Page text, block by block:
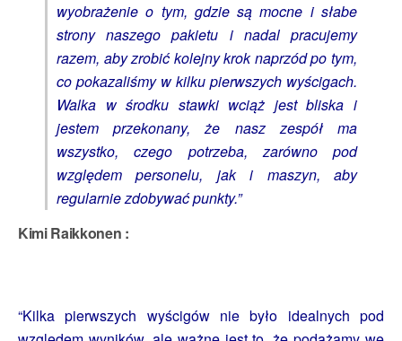
wyobrażenie o tym, gdzie są mocne i słabe
strony naszego pakietu i nadal pracujemy
razem, aby zrobić kolejny krok naprzód po tym,
co pokazaliśmy w kilku pierwszych wyścigach.
Walka w środku stawki wciąż jest bliska i
jestem przekonany, że nasz zespół ma
wszystko, czego potrzeba, zarówno pod
względem personelu, jak i maszyn, aby
regularnie zdobywać punkty.”
Kimi Raikkonen :
“Kilka pierwszych wyścigów nie było idealnych pod